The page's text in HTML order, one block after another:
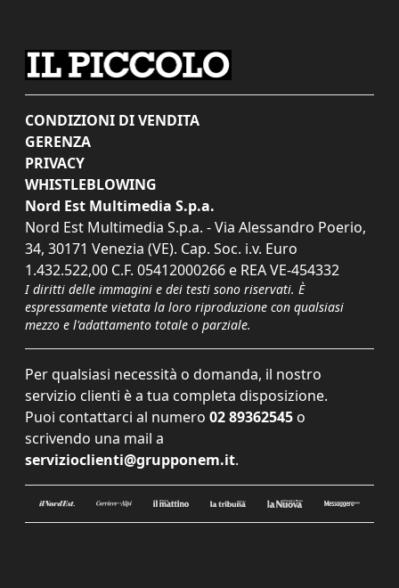
CONDIZIONI DI VENDITA
GERENZA
PRIVACY
WHISTLEBLOWING
Nord Est Multimedia S.p.a.
Nord Est Multimedia S.p.a. - Via Alessandro Poerio,
34, 30171 Venezia (VE). Cap. Soc. i.v. Euro
1.432.522,00 C.F. 05412000266 e REA VE-454332
I diritti delle immagini e dei testi sono riservati. È
espressamente vietata la loro riproduzione con qualsiasi
mezzo e l'adattamento totale o parziale.
Per qualsiasi necessità o domanda, il nostro
servizio clienti è a tua completa disposizione.
Puoi contattarci al numero 02 89362545 o
scrivendo una mail a
servizioclienti@grupponem.it.